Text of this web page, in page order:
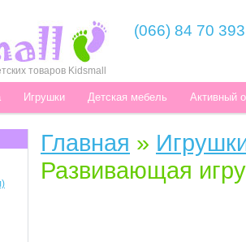
товаров Kidsmall
(066) 84 70 393
Игрушки Детская мебель Активный
Главная »
Развивающая